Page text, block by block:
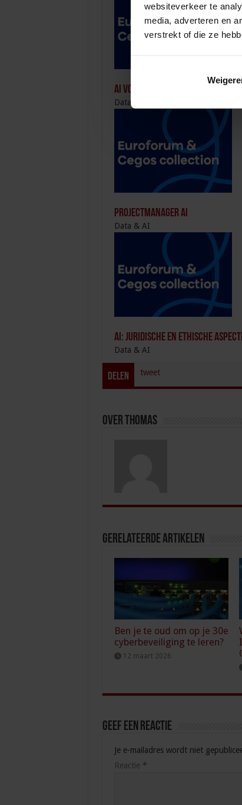
websiteverkeer te
media, adverteren en
verstrekt of die ze
AI voor HR
Data & AI
Projectmanager AI
Data & AI
AI: Juridische en Ethische
Data & AI
Delen tweet
Over thomas
Gerelateerde Artikelen
Ben je te oud om op je 30e
cyberbeveiliging te leren?
12 maart 2026
Geef een reactie
Je e-mailadres wordt niet
Reactie *